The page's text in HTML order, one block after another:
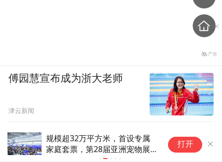
​规模超32万平方米，首设专属
家庭套票，第28届亚洲宠物展
打开
傅园慧宣布成为浙大老师
津云新闻